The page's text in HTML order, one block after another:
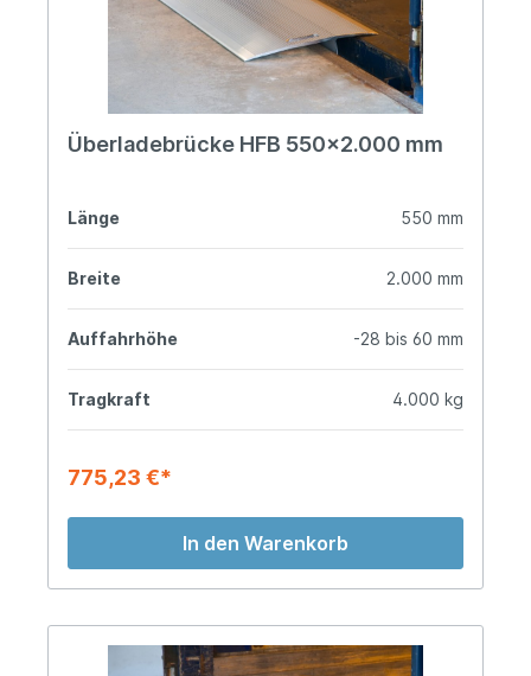
Überladebrücke HFB 550x2.000 mm
Länge 550 mm
Breite 2.000 mm
Auffahrhöhe -28 bis 60 mm
Tragkraft 4.000 kg
775,23 €*
In den Warenkorb